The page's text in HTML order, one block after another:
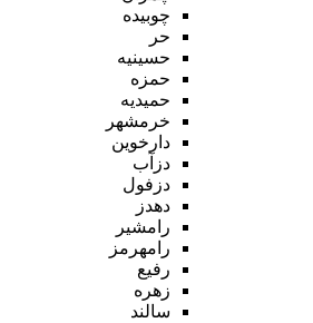
چوبیده
حر
حسینیه
حمزه
حمیدیه
خرمشهر
دارخوین
دزآب
دزفول
دهدز
رامشیر
رامهرمز
رفیع
زهره
سالند